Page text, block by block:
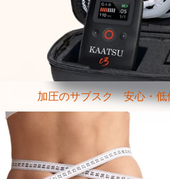
加圧のサブスク 安心・低